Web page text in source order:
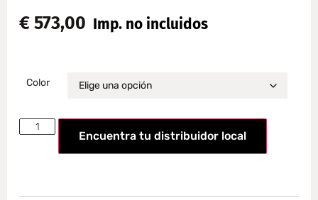
€ 573,00 Imp. no incluidos
Color
Encuentra tu distribuidor local